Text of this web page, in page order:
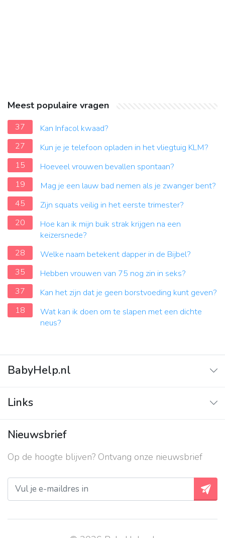
Meest populaire vragen
37
Kan Infacol kwaad?
27
Kun je je telefoon opladen in het vliegtuig KLM?
15
Hoeveel vrouwen bevallen spontaan?
19
Mag je een lauw bad nemen als je zwanger bent?
45
Zijn squats veilig in het eerste trimester?
20
Hoe kan ik mijn buik strak krijgen na een
keizersnede?
28
Welke naam betekent dapper in de Bijbel?
35
Hebben vrouwen van 75 nog zin in seks?
37
Kan het zijn dat je geen borstvoeding kunt geven?
18
Wat kan ik doen om te slapen met een dichte
neus?
BabyHelp.nl
Vraag & Antwoord
Links
Contact
Over ons
Privacy beleid
Nieuwsbrief
Op de hoogte blijven? Ontvang onze nieuwsbrief